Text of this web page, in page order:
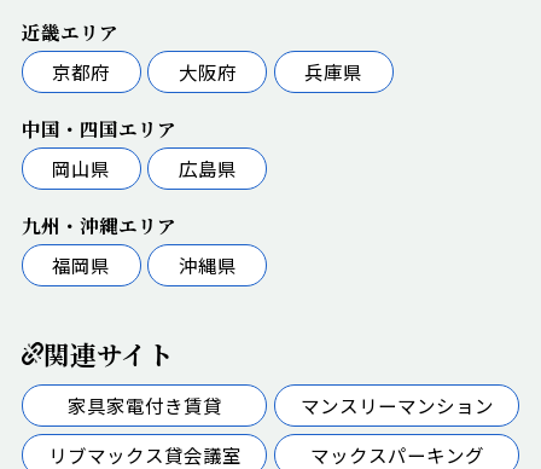
近畿エリア
京都府
大阪府 兵庫県
中国・四国エリア
岡山県
広島県
九州・沖縄エリア
福岡県
沖縄県
関連サイト
家具家電付き賃貸
マンスリーマンション
リブマックス貸会議室
マックスパーキング